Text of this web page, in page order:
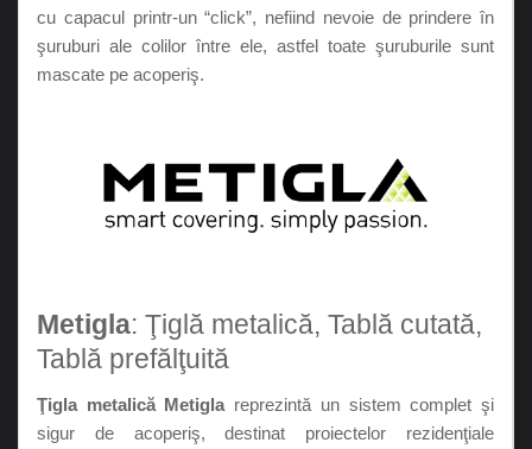
cu capacul printr-un “click”, nefiind nevoie de prindere în
şuruburi ale colilor între ele, astfel toate şuruburile sunt
mascate pe acoperiş.
Metigla: Ţiglă metalică, Tablă cutată,
Tablă prefălţuită
Ţigla metalică Metigla reprezintă un sistem complet şi
sigur de acoperiş, destinat proiectelor rezidenţiale